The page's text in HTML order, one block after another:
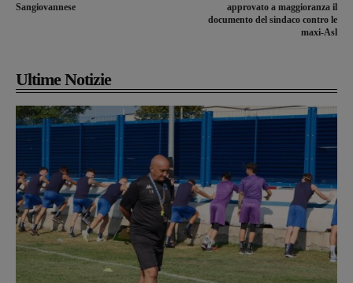
Sangiovannese
approvato a maggioranza il
documento del sindaco contro le
maxi-Asl
Ultime Notizie